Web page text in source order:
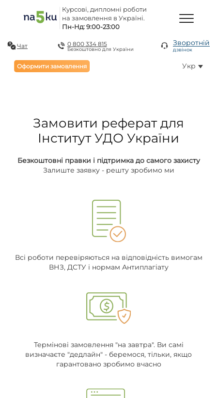
Курсові, дипломні роботи
на замовлення в Україні.
Пн-Нд: 9:00-23:00
Чат 0 800 334 815
Безкоштовно для України
Зворотній
дзвінок
Оформити замовлення Укр
Замовити реферат для
Інститут УДО України
Безкоштовні правки і підтримка до самого захисту
Залиште заявку - решту зробимо ми
Всі роботи перевіряються на відповідність вимогам
ВНЗ, ДСТУ і нормам Антиплагіату
Термінові замовлення "на завтра". Ви самі
визначаєте "дедлайн" - беремося, тільки, якщо
гарантовано зробимо вчасно